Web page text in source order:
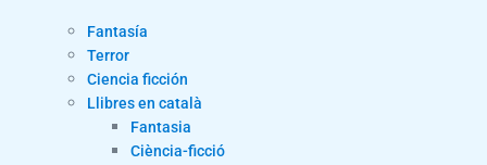
Fantasía
Terror
Ciencia ficción
Llibres en català
Fantasia
Ciència-ficció